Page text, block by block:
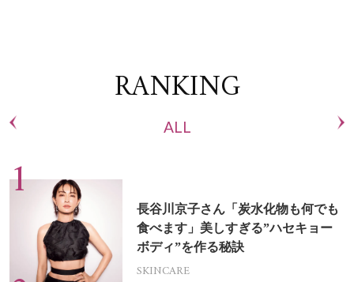
RANKING
ALL
長谷川京子さん「炭水化物も何でも
食べます」美しすぎる”ハセキョー
ボディ”を作る秘訣
SKINCARE